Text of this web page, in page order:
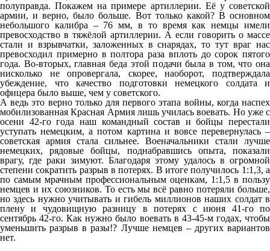
полуправда. Покажем на примере артиллерии. Её у советской
армии, и верно, было больше. Вот только какой? В основном
небольшого калибра – 76 мм, в то время как немцы имели
превосходство в тяжёлой артиллерии. А если говорить о массе
стали и взрывчатки, заложенных в снарядах, то тут враг нас
превосходил примерно в полтора раза вплоть до сорок пятого
года. Во-вторых, главная беда этой подачи была в том, что она
нисколько не опровергала, скорее, наоборот, подтверждала
убеждение, что качество подготовки немецкого солдата и
офицера было выше, чем у советского.
А ведь это верно только для первого этапа войны, когда наспех
мобилизованная Красная Армия лишь училась воевать. Но уже с
осени 42-го года наш командный состав и бойцы перестали
уступать немецким, а потом картина и вовсе перевернулась –
советская армия стала сильнее. Военачальники стали лучше
немецких, рядовые бойцы, поднабравшись опыта, показали
врагу, где раки зимуют. Благодаря этому удалось в огромной
степени сократить разрыв в потерях. В итоге получилось 1:1,3, а
по самым мрачным профессиональным оценкам, 1:1,5 в пользу
немцев и их союзников. То есть мы всё равно потеряли больше,
но здесь нужно учитывать и гибель миллионов наших солдат в
плену и чудовищную разницу в потерях с июня 41-го по
сентябрь 42-го. Как нужно было воевать в 43-45-м годах, чтобы
уменьшить разрыв в разы!? Лучше немцев – других вариантов
нет.